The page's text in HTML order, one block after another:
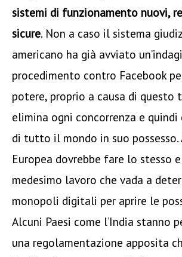
sistemi di funzionamento nuovi,
sicure. Non a caso il sistema
americano ha già avviato
procedimento contro Facebook
potere, proprio a causa di questo
elimina ogni concorrenza e
di tutto il mondo in suo possesso.
Europea dovrebbe fare lo stesso
medesimo lavoro che vada a
monopoli digitali per aprire le
Alcuni Paesi come l’India stanno
una regolamentazione apposita